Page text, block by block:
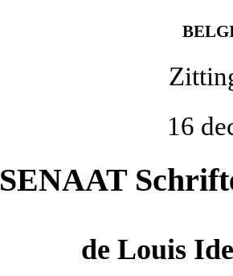
16
SENAAT
de Louis Ide